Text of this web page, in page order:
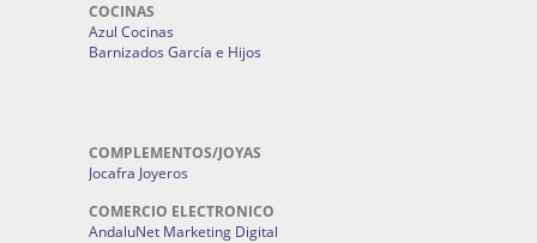
COCINAS
Azul Cocinas
Barnizados García e Hijos
COMPLEMENTOS/JOYAS
Jocafra Joyeros
COMERCIO ELECTRONICO
AndaluNet Marketing Digital